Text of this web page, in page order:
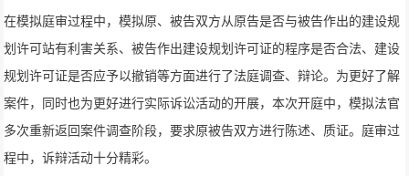
在模拟庭审过程中，模拟原、被告双方从原告是否与被告作出的建设规
划许可站有利害关系、被告作出建设规划许可证的程序是否合法、建设
规划许可证是否应予以撤销等方面进行了法庭调查、辩论。为更好了解
案件，同时也为更好进行实际诉讼活动的开展，本次开庭中，模拟法官
多次重新返回案件调查阶段，要求原被告双方进行陈述、质证。庭审过
程中，诉辩活动十分精彩。